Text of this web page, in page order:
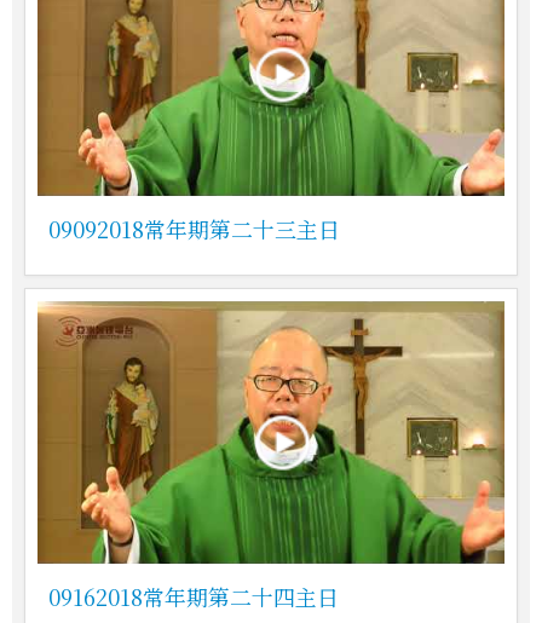
09092018常年期第二十三主日
09162018常年期第二十四主日